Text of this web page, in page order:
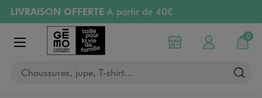
Aller au contenu principal
Aller à la navigation
LIVRAISON OFFERTE A partir de 40€
RETRAIT ET LIVRAISON OFFERTE
en magasin
PAYEZ EN 3x SANS FRAIS
Retours OFFERTS
pendant 30 jours
Afficher le menu
Chaussures, jupe, T-shirt…
Choisir mon magasin
Mon compte
0
Mon